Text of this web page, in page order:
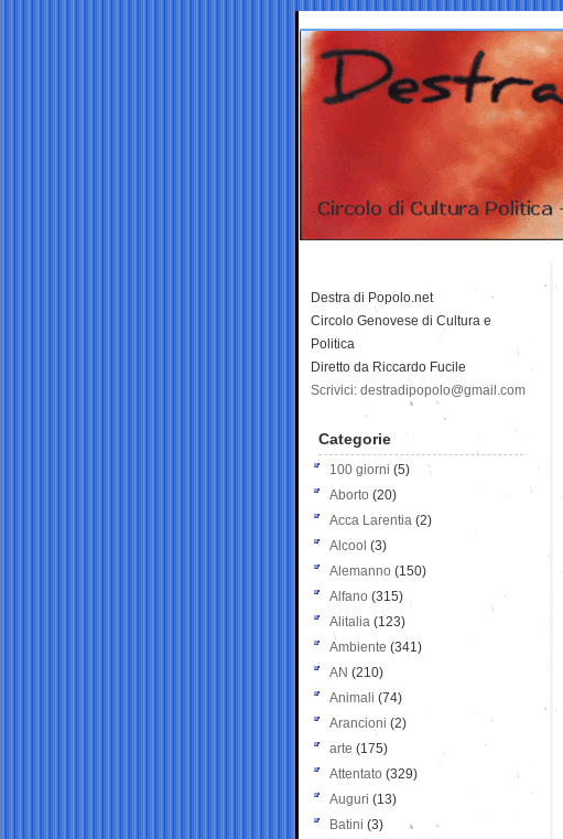
Destra di Popolo.net
Circolo Genovese di Cultura e
Politica
Diretto da Riccardo Fucile
Scrivici: destradipopolo@gmail.com
Categorie
100 giorni (5)
Aborto (20)
Acca Larentia (2)
Alcool (3)
Alemanno (150)
Alfano (315)
Alitalia (123)
Ambiente (341)
AN (210)
Animali (74)
Arancioni (2)
arte (175)
Attentato (329)
Auguri (13)
Batini (3)